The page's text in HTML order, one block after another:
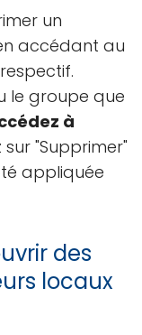
un
accédant au
le groupe que
à
sur "Supprimer"
appliquée
des
locaux